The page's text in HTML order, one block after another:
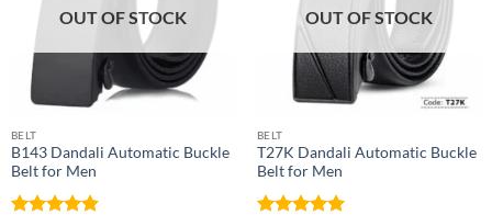
OUT OF STOCK
BELT
B143 Dandali Automatic Buckle
Belt for Men
OUT OF STOCK
BELT
T27K Dandali Automatic Buckle
Belt for Men